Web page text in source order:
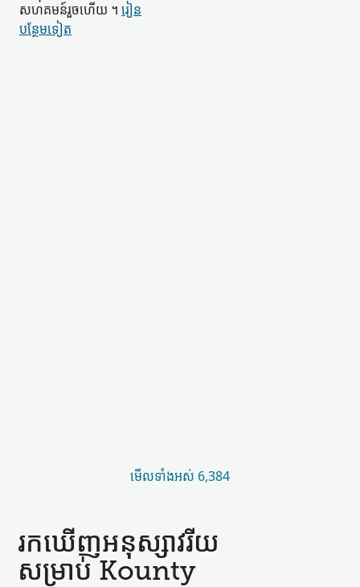
សហគមន៍​រួចហើយ ។ រៀន​
បន្ថែម​ទៀត
មើល​ទាំងអស់ 6,384
រកឃើញ​អនុស្សាវរីយ​
សម្រាប់ Kounty